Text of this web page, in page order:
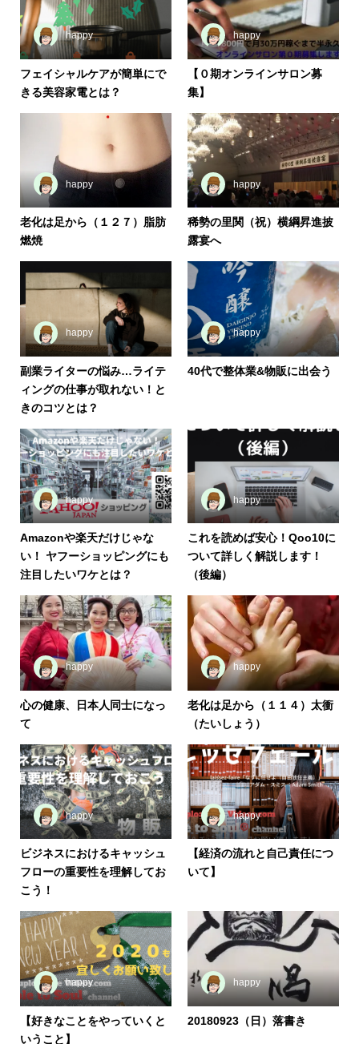
happy
フェイシャルケアが簡単にで
きる美容家電とは？
happy
【０期オンラインサロン募
集】
happy
老化は足から（１２７）脂肪
燃焼
happy
稀勢の里関（祝）横綱昇進披
露宴へ
happy
副業ライターの悩み…ライテ
ィングの仕事が取れない！と
きのコツとは？
happy
40代で整体業&物販に出会う
happy
Amazonや楽天だけじゃな
い！ ヤフーショッピングにも
注目したいワケとは？
happy
これを読めば安心！Qoo10に
ついて詳しく解説します！
（後編）
happy
心の健康、日本人同士になっ
て
happy
老化は足から（１１４）太衝
（たいしょう）
happy
ビジネスにおけるキャッシュ
フローの重要性を理解してお
こう！
happy
【経済の流れと自己責任につ
いて】
happy
【好きなことをやっていくと
いうこと】
happy
20180923（日）落書き